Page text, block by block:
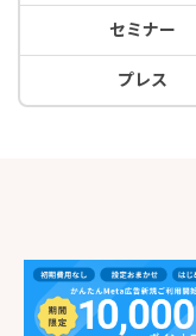
セミナー
プレス